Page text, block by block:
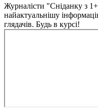
Журналісти "Сніданку з
найактуальнішу
глядачів. Будь в курсі!